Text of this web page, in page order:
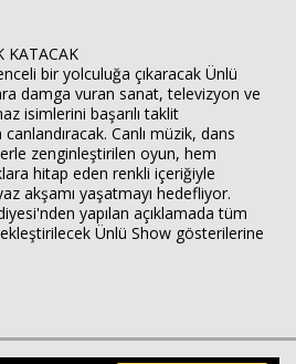
KATACAK
bir yolculuğa çıkaracak Ünlü
damga vuran sanat, televizyon ve
isimlerini başarılı taklit
Canlı müzik, dans
zenginleştirilen oyun, hem
hitap eden renkli içeriğiyle
akşamı yaşatmayı hedefliyor.
yapılan açıklamada tüm
Ünlü Show gösterilerine